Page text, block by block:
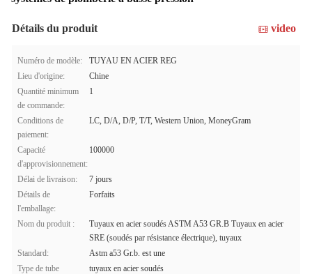
Détails du produit video
Numéro de modèle:
TUYAU EN ACIER REG
Lieu d'origine:
Chine
Quantité minimum
de commande:
1
Conditions de
paiement:
LC, D/A, D/P, T/T, Western Union, MoneyGram
Capacité
d'approvisionnement:
100000
Délai de livraison:
7 jours
Détails de
l'emballage:
Forfaits
Nom du produit :
Tuyaux en acier soudés ASTM A53 GR.B Tuyaux en acier
SRE (soudés par résistance électrique), tuyaux
Standard:
Astm a53 Gr.b. est une
Type de tube
tuyaux en acier soudés